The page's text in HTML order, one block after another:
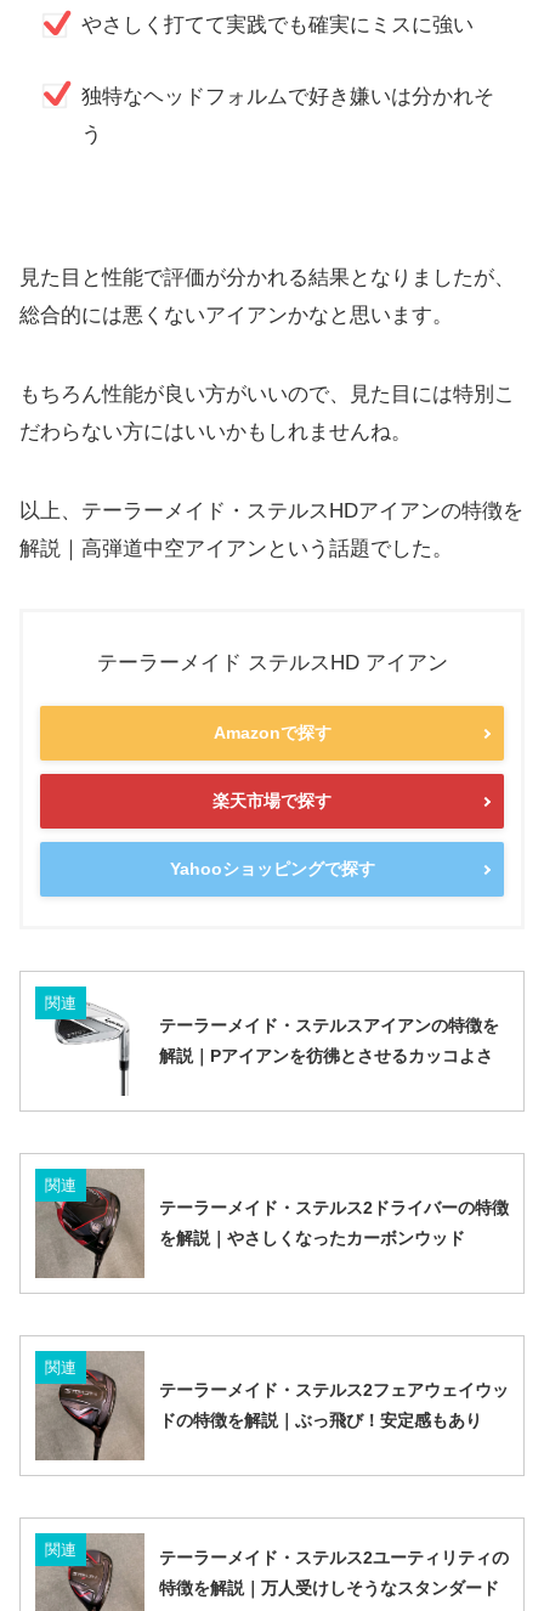
やさしく打てて実践でも確実にミスに強い
独特なヘッドフォルムで好き嫌いは分かれそ
う
見た目と性能で評価が分かれる結果となりましたが、
総合的には悪くないアイアンかなと思います。
もちろん性能が良い方がいいので、
見た目には特別こ
だわらない方にはいいかもしれませんね。
以上、テーラーメイド・ステルスHDアイアンの特徴を
解説｜ 高弾道中空アイアンという話題でした。
テーラーメイド ステルスHD アイアン
Amazonで探す
楽天市場で探す
Yahooショッピングで探す
関連
テーラーメイド・ステルスアイアンの特徴を
解説｜Pアイアンを彷彿とさせるカッコよさ
関連
テーラーメイド・ステルス2ドライバーの特徴
を解説｜やさしくなったカーボンウッド
関連
テーラーメイド・ステルス2フェアウェイウッ
ドの特徴を解説｜ぶっ飛び！安定感もあり
関連
テーラーメイド・ステルス2ユーティリティの
特徴を解説｜万人受けしそうなスタンダード